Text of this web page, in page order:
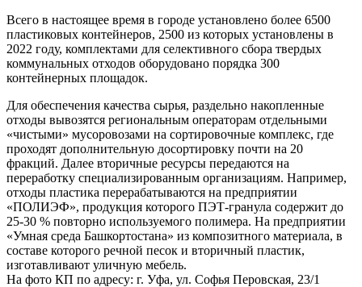
Всего в настоящее время в городе установлено более 6500
пластиковых контейнеров, 2500 из которых установлены в
2022 году, комплектами для селективного сбора твердых
коммунальных отходов оборудовано порядка 300
контейнерных площадок.
Для обеспечения качества сырья, раздельно накопленные
отходы вывозятся региональным операторам отдельными
«чистыми» мусоровозами на сортировочные комплекс, где
проходят дополнительную досортировку почти на 20
фракций. Далее вторичные ресурсы передаются на
переработку специализированным организациям. Например,
отходы пластика перерабатываются на предприятии
«ПОЛИЭФ», продукция которого ПЭТ-гранула содержит до
25-30 % повторно используемого полимера. На предприятии
«Умная среда Башкортостана» из композитного материала, в
составе которого речной песок и вторичный пластик,
изготавливают уличную мебель.
На фото КП по адресу: г. Уфа, ул. Софья Перовская, 23/1